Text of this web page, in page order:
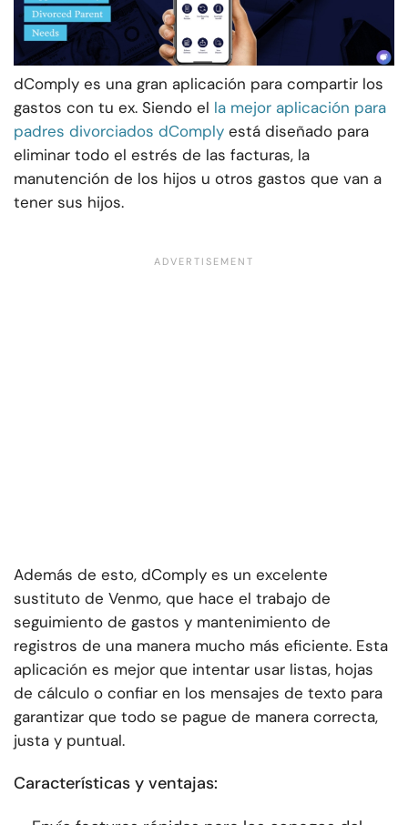
dComply es una gran aplicación para compartir los
gastos con tu ex. Siendo el la mejor aplicación para
padres divorciados dComply está diseñado para
eliminar todo el estrés de las facturas, la
manutención de los hijos u otros gastos que van a
tener sus hijos.
Además de esto, dComply es un excelente
sustituto de Venmo, que hace el trabajo de
seguimiento de gastos y mantenimiento de
registros de una manera mucho más eficiente. Esta
aplicación es mejor que intentar usar listas, hojas
de cálculo o confiar en los mensajes de texto para
garantizar que todo se pague de manera correcta,
justa y puntual.
Características y ventajas: